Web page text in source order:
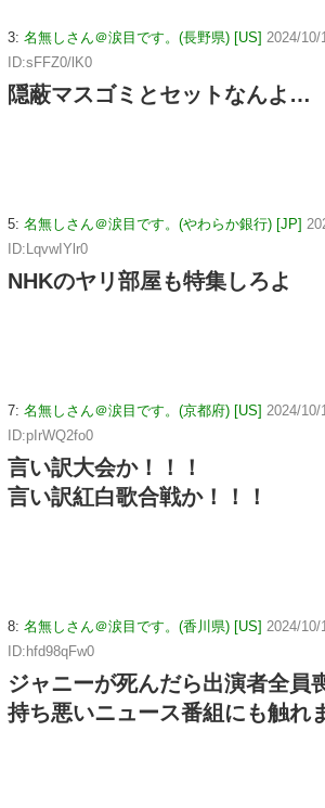
3: 名無しさん＠涙目です。(長野県) [US] 2024/10/
ID:sFFZ0/lK0
隠蔽マスゴミとセットなんよ…
5: 名無しさん＠涙目です。(やわらか銀行) [JP]
ID:LqvwIYlr0
NHKのヤリ部屋も特集しろよ
7: 名無しさん＠涙目です。(京都府) [US] 2024/10/
ID:pIrWQ2fo0
言い訳大会か！！！
言い訳紅白歌合戦か！！！
8: 名無しさん＠涙目です。(香川県) [US] 2024/10/
ID:hfd98qFw0
ジャニーが死んだら出演者全員
持ち悪いニュース番組にも触れ